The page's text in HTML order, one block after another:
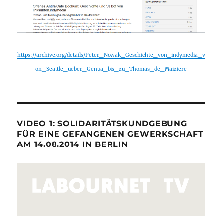
https://archive.org/details/Peter_Nowak_Geschichte_von_indymedia_v
on_Seattle_ueber_Genua_bis_zu_Thomas_de_Maiziere
VIDEO 1: SOLIDARITÄTSKUNDGEBUNG
FÜR EINE GEFANGENEN GEWERKSCHAFT
AM 14.08.2014 IN BERLIN